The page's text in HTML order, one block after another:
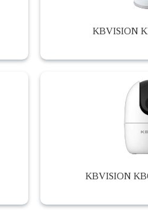
KBVISION
KBVISION